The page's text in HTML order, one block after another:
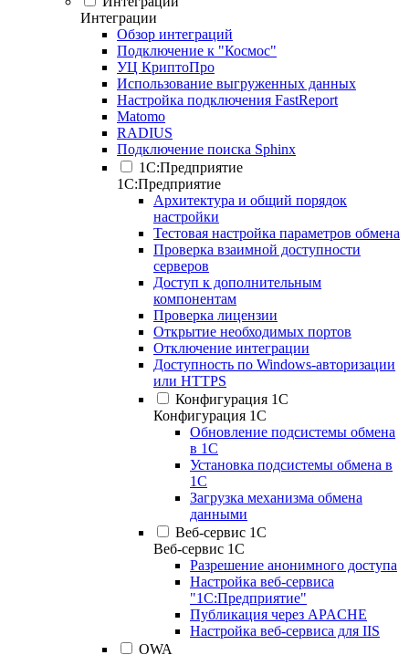
Интеграции
Обзор интеграций
Подключение к "Космос"
УЦ КриптоПро
Использование выгруженных данных
Настройка подключения FastReport
Matomo
RADIUS
Подключение поиска Sphinx
1С:Предприятие
1С:Предприятие
Архитектура и общий порядок
настройки
Тестовая настройка параметров обмена
Проверка взаимной доступности
серверов
Доступ к дополнительным
компонентам
Проверка лицензии
Открытие необходимых портов
Отключение интеграции
Доступность по Windows-авторизации
или HTTPS
Конфигурация 1С
Конфигурация 1С
Обновление подсистемы обмена
в 1С
Установка подсистемы обмена в
1С
Загрузка механизма обмена
данными
Веб-сервис 1С
Веб-сервис 1С
Разрешение анонимного доступа
Настройка веб-сервиса
"1С:Предприятие"
Публикация через APACHE
Настройка веб-сервиса для IIS
OWA